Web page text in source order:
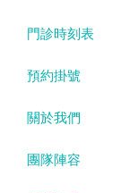
門診時刻表
預約掛號
關於我們
團隊陣容